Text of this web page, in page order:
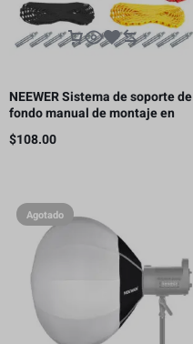
NEEWER Sistema de soporte de
fondo manual de montaje en
pared de 4 rodillos, capacidad
de carga por rodillo: 22 lb/10 kg
$108.00
Agotado